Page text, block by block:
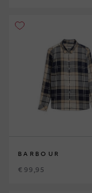
BARBOUR
€ 99,95